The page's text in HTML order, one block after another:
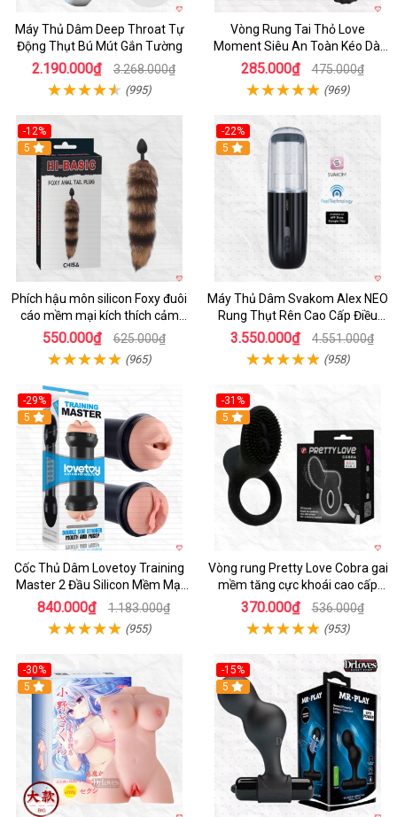
Máy Thủ Dâm Deep Throat Tự
Động Thụt Bú Mút Gắn Tường
2.190.000₫ 3.268.000₫
(995)
Vòng Rung Tai Thỏ Love
Moment Siêu An Toàn Kéo Dài
Thời Gian
285.000₫ 475.000₫
(969)
-12%
Hot
5
Phích hậu môn silicon Foxy đuôi
cáo mềm mại kích thích cảm
giác mới
550.000₫ 625.000₫
(965)
-22%
5
Máy Thủ Dâm Svakom Alex NEO
Rung Thụt Rên Cao Cấp Điều
Khiển App
3.550.000₫ 4.551.000₫
(958)
-29%
Hot
5
Cốc Thủ Dâm Lovetoy Training
Master 2 Đầu Silicon Mềm Mại
Tiện Lợi
840.000₫ 1.183.000₫
(955)
-31%
5
Vòng rung Pretty Love Cobra gai
mềm tăng cực khoái cao cấp
chính hãng
370.000₫ 536.000₫
(953)
-30%
Hot
5
-15%
Hot
5